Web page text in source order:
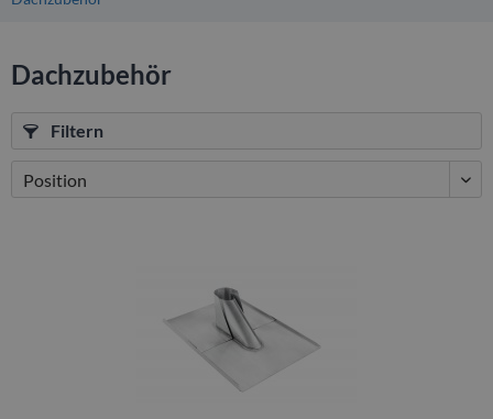
Dachzubehör
Filtern